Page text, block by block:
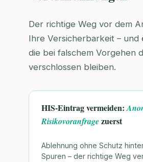
Der richtige Weg vor dem
Ihre Versicherbarkeit – und
die bei falschem Vorgehen
verschlossen bleiben.
HIS-Eintrag vermeiden:
Risikovoranfragezuerst
Ablehnung ohne Schutz
Spuren – der richtige Weg